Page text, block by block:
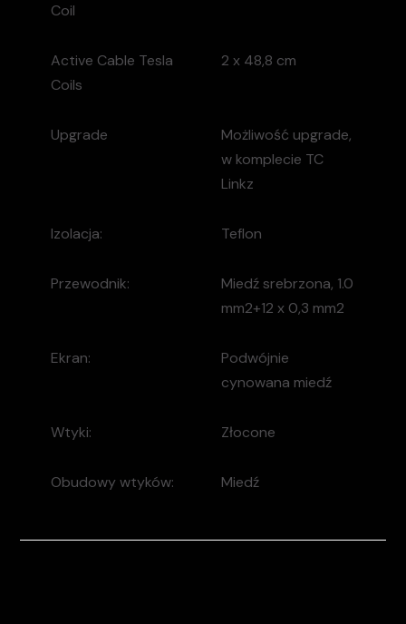
Coil
Active Cable Tesla
Coils
2 x 48,8 cm
Upgrade
Możliwość upgrade,
w komplecie TC
Linkz
Izolacja: Teflon
Przewodnik:
Miedź srebrzona, 1.0
mm2+12 x 0,3 mm2
Ekran:
Podwójnie
cynowana miedź
Wtyki: Złocone
Obudowy wtyków: Miedź